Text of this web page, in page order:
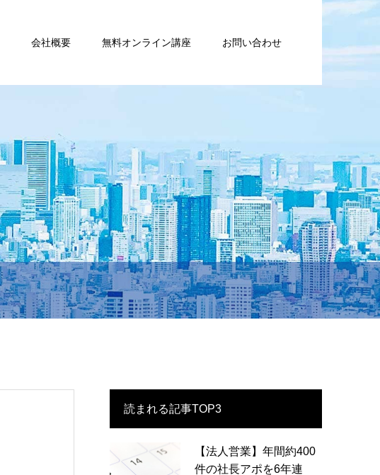
会社概要 無料オンライン講座 お問い合わせ
読まれる記事TOP3
【法人営業】年間約400
件の社長アポを6年連